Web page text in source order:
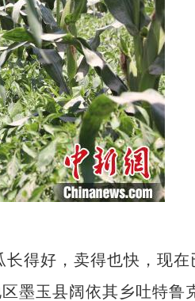
得好，卖得也快，现在
墨玉县阔依其乡吐特鲁